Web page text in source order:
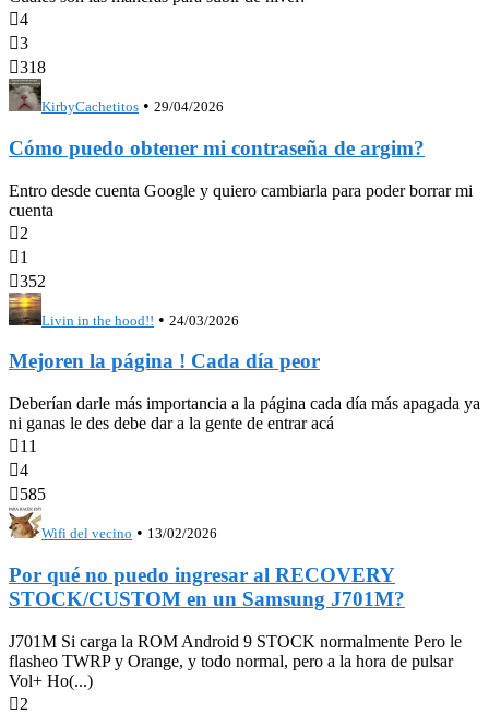
4
3
318
KirbyCachetitos • 29/04/2026
Cómo puedo obtener mi contraseña de argim?
Entro desde cuenta Google y quiero cambiarla para poder borrar mi
cuenta
2
1
352
Livin in the hood!! • 24/03/2026
Mejoren la página ! Cada día peor
Deberían darle más importancia a la página cada día más apagada ya
ni ganas le des debe dar a la gente de entrar acá
11
4
585
Wifi del vecino • 13/02/2026
Por qué no puedo ingresar al RECOVERY
STOCK/CUSTOM en un Samsung J701M?
J701M Si carga la ROM Android 9 STOCK normalmente Pero le
flasheo TWRP y Orange, y todo normal, pero a la hora de pulsar
Vol+ Ho(...)
2